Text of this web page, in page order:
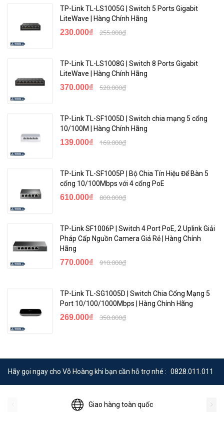
Phương pháp truyền tải Lưu trữ và chuyển tiếp
<Hotline: 0828.011.011 - (028)7300.2021 - VoHoang.vn>
Bảo hành: 36 tháng
TP-Link TL-LS1005G | Switch 5 Ports Gigabit
LiteWave | Hàng Chính Hãng
230.000₫ 255.000₫
TP-Link TL-LS1008G | Switch 8 Ports Gigabit
LiteWave | Hàng Chính Hãng
370.000₫ 520.000₫
TP-Link TL-SF1005D | Switch chia mạng 5 cổng
10/100M | Hàng Chính Hãng
139.000₫ 169.000₫
TP-Link TL-SF1005P | Bộ Chia Tín Hiệu Để Bàn 5
cổng 10/100Mbps với 4 cổng PoE
610.000₫ 800.000₫
TP-Link SF1006P | Switch 4 Port PoE, 2 Uplink Giải
Pháp Cấp Nguồn Camera Giá Rẻ | Hàng Chính
Hãng
770.000₫ 910.000₫
TP-Link TL-SG1005D | Switch Chia Cổng Mạng 5
Port 10/100/1000Mbps | Hàng Chính Hãng
269.000₫ 350.000₫
Hãy gọi ngay cho Võ Hoàng khi bạn cần hỗ trợ nhé : 0828.011.011
Giao hàng toàn quốc